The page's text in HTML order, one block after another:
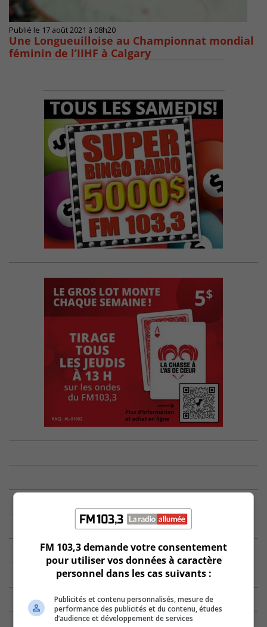
Publié le 17 août 2021 à 08h20
Une Longueuilloise au Championnat mondial
féminin de l’IIHF à Calgary
FM 103,3 demande votre consentement
pour utiliser vos données à caractère
personnel dans les cas suivants :
Publicités et contenu personnalisés, mesure de
performance des publicités et du contenu, études
d’audience et développement de services